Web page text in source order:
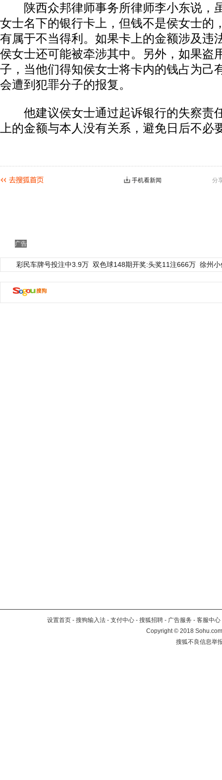
陕西众邦律师事务所律师李小东说，
女士名下的银行卡上，但钱不是侯女士的
有属于不当得利。如果卡上的金额涉及违
侯女士还可能被牵涉其中。另外，如果盗
子，当他们得知侯女士将卡内的钱占为己
会遭到犯罪分子的报复。
他建议侯女士通过起诉银行的失察责
上的金额与本人没有关系，避免日后不必
分
手机看新闻
广告
彩民车牌号投注中3.9万 双色球148期开奖:头奖11注666万 徐州
动物系恋人啊 | 钟欣潼体验爱情哲学 南
设置首页 - 搜狗输入法 - 支付中心 - 搜狐招聘 - 广告服务 - 客服中心
Copyright©2018
搜狐不良信息举